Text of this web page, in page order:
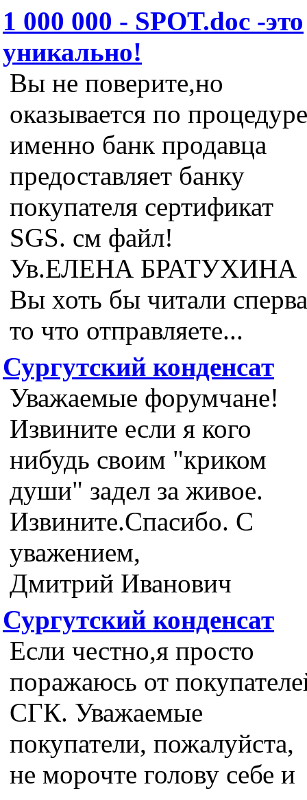
1 000 000 - SPOT.doc -это
уникально!
Вы не поверите,но
оказывается по процедуре
именно банк продавца
предоставляет банку
покупателя сертификат
SGS. см файл!
Ув.ЕЛЕНА БРАТУХИНА
Вы хоть бы читали сперва
то что отправляете...
Сургутский конденсат
Уважаемые форумчане!
Извините если я кого
нибудь своим "криком
души" задел за живое.
Извините.Спасибо. С
уважением,
Дмитрий Иванович
Сургутский конденсат
Если честно,я просто
поражаюсь от
СГК. Уважаемые
покупатели, пожалуйста,
не морочте голову себе и